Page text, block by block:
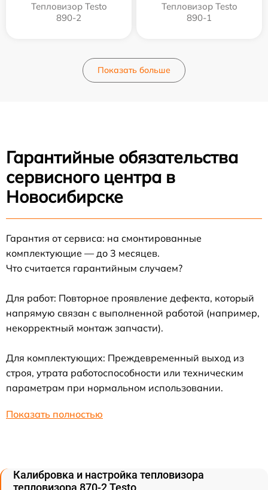
Тепловизор Testo
890-2
Тепловизор Testo
890-1
Показать больше
Гарантийные обязательства
сервисного центра в
Новосибирске
Гарантия от сервиса: на смонтированные
комплектующие — до 3 месяцев.
Что считается гарантийным случаем?
Для работ: Повторное проявление дефекта, который
напрямую связан с выполненной работой (например,
некорректный монтаж запчасти).
Для комплектующих: Преждевременный выход из
строя, утрата работоспособности или техническим
параметрам при нормальном использовании.
Показать полностью
Калибровка и настройка тепловизора
тепловизора 870-2 Testo